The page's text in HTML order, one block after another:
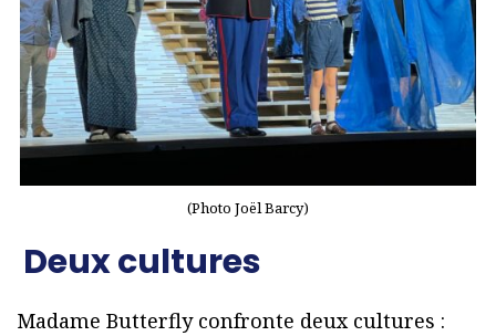
(Photo Joël Barcy)
Deux cultures
Madame Butterfly confronte deux cultures :